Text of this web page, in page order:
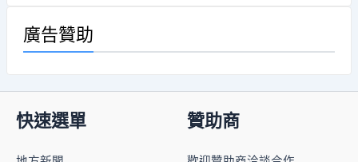
廣告贊助
快速選單 贊助商